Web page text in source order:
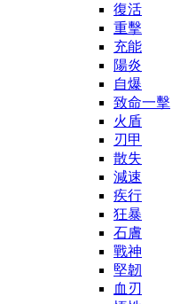
復活
重擊
充能
陽炎
自爆
致命一擊
火盾
刃甲
散失
減速
疾行
狂暴
石膚
戰神
堅韌
血刃